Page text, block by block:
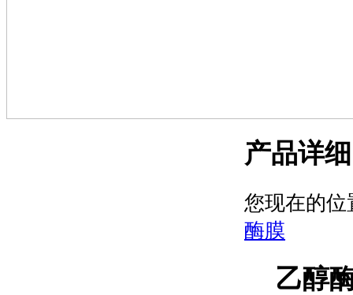
产品详细
您现在的位
酶膜
乙醇